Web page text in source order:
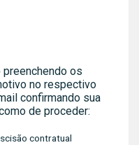
preenchendo os
no respectivo
confirmando sua
de proceder:
contratual